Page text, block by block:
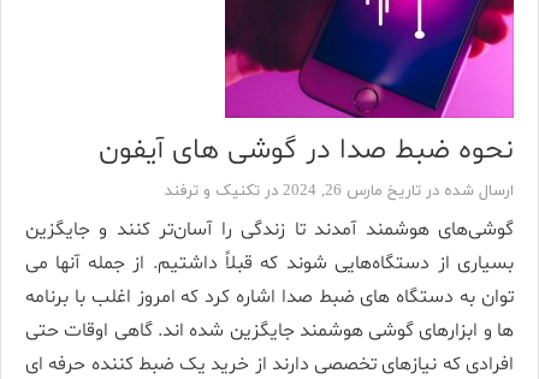
نحوه ضبط صدا در گوشی های آیفون
ارسال شده در تاریخ مارس 26, 2024 در تکنیک و ترفند
گوشی‌های هوشمند آمدند تا زندگی را آسان‌تر کنند و جایگزین
بسیاری از دستگاه‌هایی شوند که قبلاً داشتیم. از جمله آنها می
توان به دستگاه های ضبط صدا اشاره کرد که امروز اغلب با برنامه
ها و ابزارهای گوشی هوشمند جایگزین شده اند. گاهی اوقات حتی
افرادی که نیازهای تخصصی دارند از خرید یک ضبط کننده حرفه ای